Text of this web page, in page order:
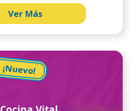
Ver Más
¡Nuevo!